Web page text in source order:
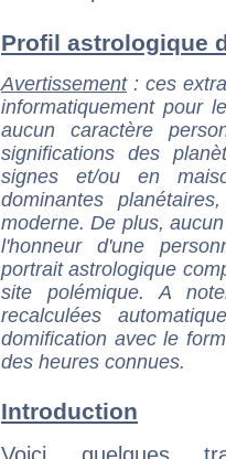
Profil astrologique
Avertissement: ces
informatiquement pour
aucun caractère
significations des
signes et/ou en
dominantes
moderne. De plus,
l'honneur d'une
portrait astrologique
site polémique. A
recalculées
domification avec le
des heures connues.
Introduction